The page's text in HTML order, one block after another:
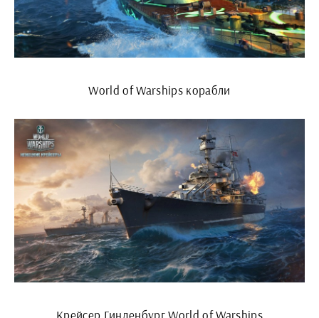
World of Warships корабли
Крейсер Гинденбург World of Warships